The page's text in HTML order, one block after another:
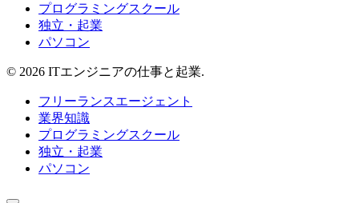
プログラミングスクール
独立・起業
パソコン
© 2026 ITエンジニアの仕事と起業.
フリーランスエージェント
業界知識
プログラミングスクール
独立・起業
パソコン